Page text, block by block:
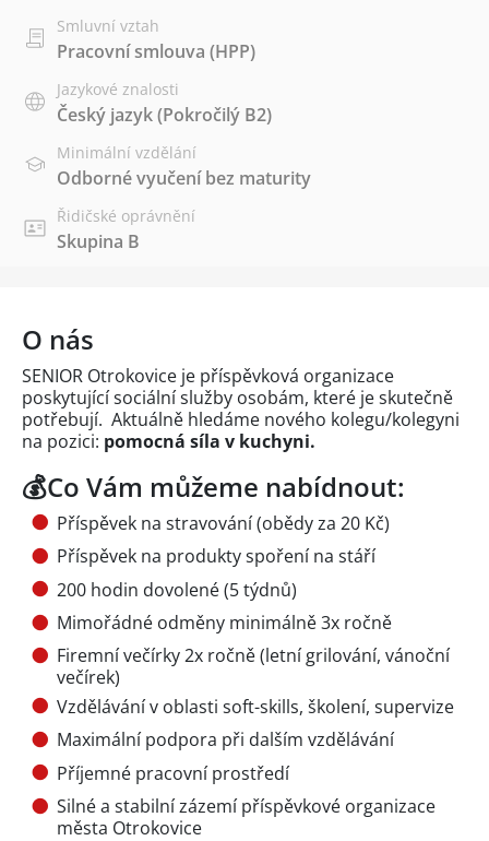
Smluvní vztah
Pracovní smlouva (HPP)
Jazykové znalosti
Český jazyk(Pokročilý B2)
Minimální vzdělání
Odborné vyučení bez maturity
Řidičské oprávnění
Skupina B
O nás
SENIOR Otrokovice je příspěvková organizace
poskytující sociální služby osobám, které je skutečně
potřebují. Aktuálně hledáme nového kolegu/kolegyni
na pozici: pomocná síla v kuchyni.
💰Co Vám můžeme nabídnout:
Příspěvek na stravování (obědy za 20 Kč)
Příspěvek na produkty spoření na stáří
200 hodin dovolené (5 týdnů)
Mimořádné odměny minimálně 3x ročně
Firemní večírky 2x ročně (letní grilování, vánoční
večírek)
Vzdělávání v oblasti soft-skills, školení, supervize
Maximální podpora při dalším vzdělávání
Příjemné pracovní prostředí
Silné a stabilní zázemí příspěvkové organizace
města Otrokovice